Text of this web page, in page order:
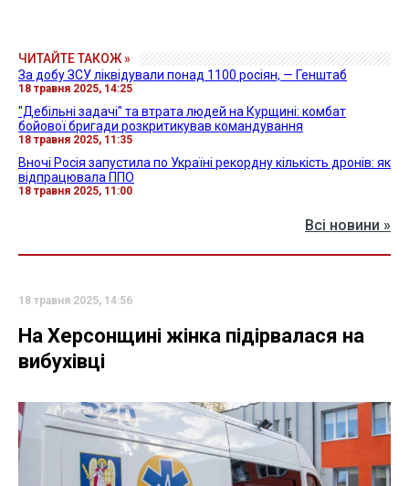
ЧИТАЙТЕ ТАКОЖ »
За добу ЗСУ ліквідували понад 1100 росіян, — Генштаб
18 травня 2025, 14:25
"Дебільні задачі" та втрата людей на Курщині: комбат
бойової бригади розкритикував командування
18 травня 2025, 11:35
Вночі Росія запустила по Україні рекордну кількість дронів: як
відпрацювала ППО
18 травня 2025, 11:00
Всі новини »
18 травня 2025, 14:56
На Херсонщині жінка підірвалася на
вибухівці